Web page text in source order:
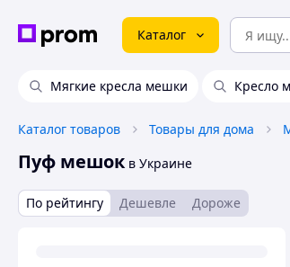
Каталог
Мягкие кресла мешки Кресло
Каталог товаров Товары для дома
Пуф мешок в Украине
По рейтингу Дешевле Дороже